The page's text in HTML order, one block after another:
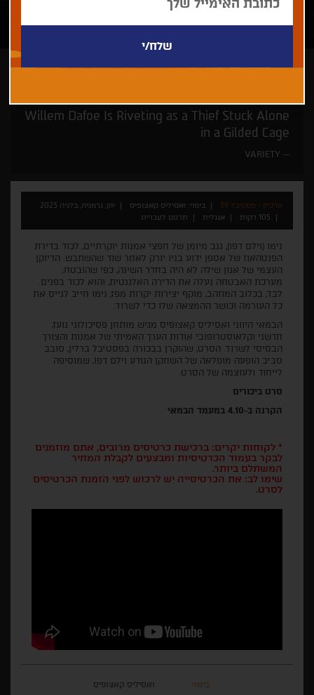
Willem Dafoe Is Riveting as a Thief Stuck Alone
in a Gilded Cage
VARIETY
ארכיון - פסטיבל 39 בימוי: ואסיליס קאצופיס
יוון, גרמניה, בלגיה 2023
105 דקות
אנגלית תרגום לעברית
נימו (וילם דפו), גנב מיומן של חפצי אמנות יוקרתיים, לכוד בדירת
הפנטהאוז של אספן ידוע בניו יורק לאחר שוד שהשתבש. הדיוקן
העצמי של אגון שילה לא היה בחדר השינה, כפי שהובטח;
מערכת האבטחה נעלה את הדירה האלגנטית, והוא לכוד בפנים.
לבד, בכלוב המוזהב, מוקף יצירות יקרות מפז, נימו חייב לגייס את
כל העורמה וכושר ההמצאה שלו כדי לשרוד.
הבמאי היווני ואסיליס קאצופיס מגיש מותחן פסיכולוגי נועז,
חדשני וקלאוסטרופובי אודות הערך האמיתי של אמנות והצורך
הבסיסי לשרוד. הסרט, שהוקרן בבכורה בפסטיבל ברלין, סובב
סביב הופעה מופלאה של השחקן הנודע וילם דפו, שמוסיפה
לייחוד ולעוצמה של הסרט.
סרט ביכורים
הקרנה ב-4.10 במעמד הבמאי
* לקוחות יקרים: ברכישת כרטיסים מרובים, אתם מוזמנים
לבקר בעמוד הכרטיסיות ומבצעים לקבלת המחיר
המשתלם ביותר.
שימו לב: את הכרטיסייה יש לרכוש לפני הזמנת הכרטיסים
לסרט.
בימוי ואסיליס קאצופיס